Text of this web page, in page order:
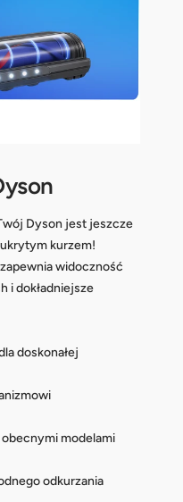
Dyson jest jeszcze
kurzem!
widoczność
i dokładniejsze
doskonałej
modelami
odkurzania